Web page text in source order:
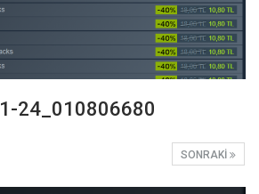
24_010806680
SONRAKI